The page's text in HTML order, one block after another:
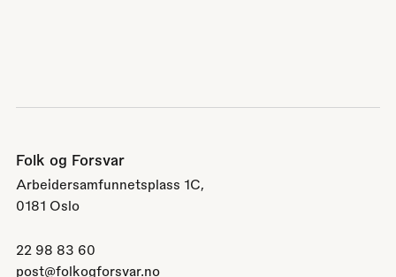
Folk og Forsvar
Arbeidersamfunnetsplass 1C,
0181 Oslo
22 98 83 60
post@folkogforsvar.no